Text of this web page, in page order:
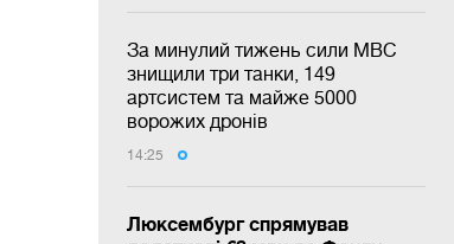
За минулий тижень сили МВС
знищили три танки, 149
артсистем та майже 5000
ворожих дронів
14:25
Люксембург спрямував